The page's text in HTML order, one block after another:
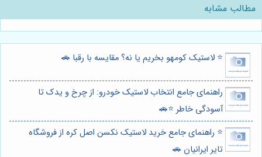
مطالب مشابه
⭐️ لاستیک کومهو بخریم یا نه؟ مقایسه با رقبا 🚗
راهنمای جامع انتخاب لاستیک خودرو: از چرخ و یدک تا
آسودگی خاطر ⭐️🚗
⭐️ راهنمای جامع خرید لاستیک نکسن اصل کره از فروشگاه
تایر ایرانیان 🚗